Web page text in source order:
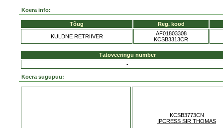
Koera info:
Tõug Reg. kood
KULDNE RETRIIVER
AF01803308
KCSB3313CR
Tätoveeringu number
-
Koera sugupuu:
KCSB3773CN
IPCRESS SIR THOMAS